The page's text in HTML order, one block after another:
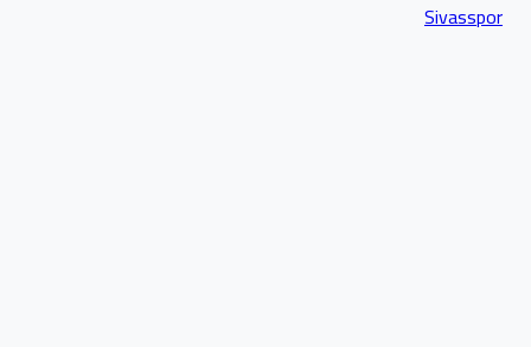
Sivasspor